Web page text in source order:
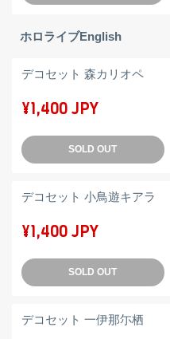
ホロライブEnglish
デコセット 森カリオペ
¥1,400 JPY
SOLD OUT
デコセット 小鳥遊キアラ
¥1,400 JPY
SOLD OUT
デコセット 一伊那尓栖